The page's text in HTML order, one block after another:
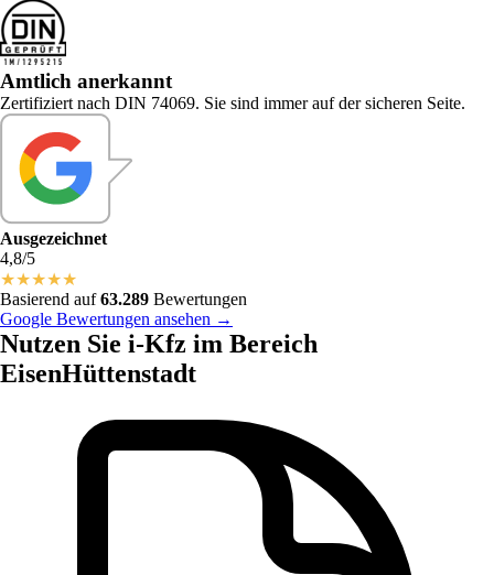
Amtlich anerkannt
Zertifiziert nach DIN 74069. Sie sind immer auf der sicheren Seite.
Ausgezeichnet
4,8/5
★★★★★
Basierend auf63.289 Bewertungen
Google Bewertungen ansehen →
Nutzen Sie i-Kfz im Bereich
EisenHüttenstadt